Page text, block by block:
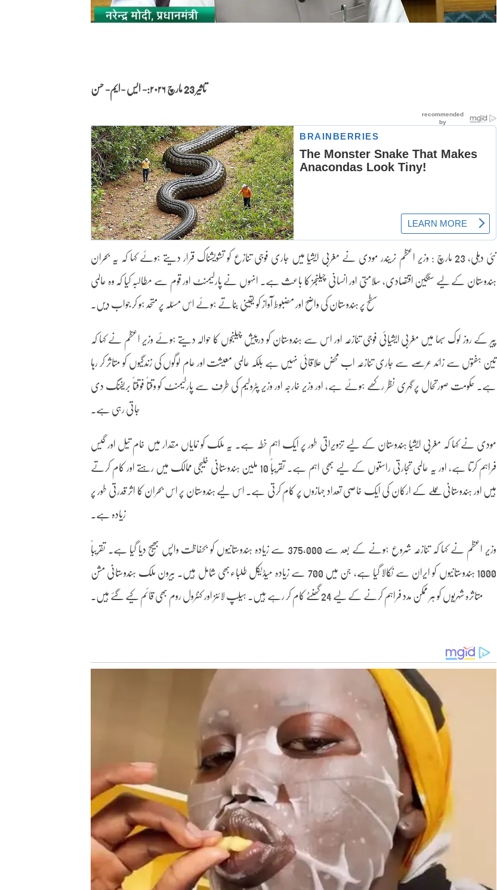
تاثیر 23 مارچ ۲۰۲۶:- ایس -ایم- حسن
نئی دہلی، 23 مارچ : وزیر اعظم نریندر مودی نے مغربی ایشیا میں جاری فوجی تنازع کو تشویشناک قرار دیتے ہوئے کہا کہ یہ بحران
ہندوستان کے لیے سنگین اقتصادی، سلامتی اور انسانی چیلنجز کا باعث ہے۔ انہوں نے پارلیمنٹ اور قوم سے مطالبہ کیا کہ وہ عالمی
سطح پر ہندوستان کی واضح اور مضبوط آواز کو یقینی بناتے ہوئے اس مسئلہ پر متحد ہو کر جواب دیں۔
پیر کے روز لوک سبھا میں مغربی ایشیائی فوجی تنازعہ اور اس سے ہندوستان کو درپیش چیلنجوں کا حوالہ دیتے ہوئے وزیر اعظم نے کہا کہ
تین ہفتوں سے زائد عرصے سے جاری تنازعہ اب محض علاقائی نہیں ہے بلکہ عالمی معیشت اور عام لوگوں کی زندگیوں کو متاثر کر رہا
ہے۔ حکومت صورتحال پر گہری نظر رکھے ہوئے ہے، اور وزیر خارجہ اور وزیر پٹرولیم کی طرف سے پارلیمنٹ کو وقتاً فوقتاً بریفنگ دی
جاتی رہی ہے۔
مودی نے کہا کہ مغربی ایشیا ہندوستان کے لیے تزویراتی طور پر ایک اہم خطہ ہے۔ یہ ملک کو نمایاں مقدار میں خام تیل اور گیس
فراہم کرتا ہے، اور یہ عالمی تجارتی راستوں کے لیے بھی اہم ہے۔ تقریباً 10 ملین ہندوستانی خلیجی ممالک میں رہتے اور کام کرتے
ہیں اور ہندوستانی عملے کے ارکان کی ایک خاصی تعداد جہازوں پر کام کرتی ہے۔ اس لیے ہندوستان پر اس بحران کا اثر قدرتی طور پر
زیادہ ہے۔
وزیر اعظم نے کہا کہ تنازعہ شروع ہونے کے بعد سے 375,000 سے زیادہ ہندوستانیوں کو بحفاظت واپس بھیج دیا گیا ہے۔ تقریباً
1000 ہندوستانیوں کو ایران سے نکالا گیا ہے، جن میں 700 سے زیادہ میڈیکل طلباءبھی شامل ہیں۔ بیرون ملک ہندوستانی مشن
متاثرہ شہریوں کو ہر ممکن مدد فراہم کرنے کے لیے 24 گھنٹے کام کر رہے ہیں۔ ہیلپ لائنز اور کنٹرول روم بھی قائم کیے گئے ہیں۔